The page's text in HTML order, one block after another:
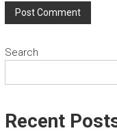
Search
Recent